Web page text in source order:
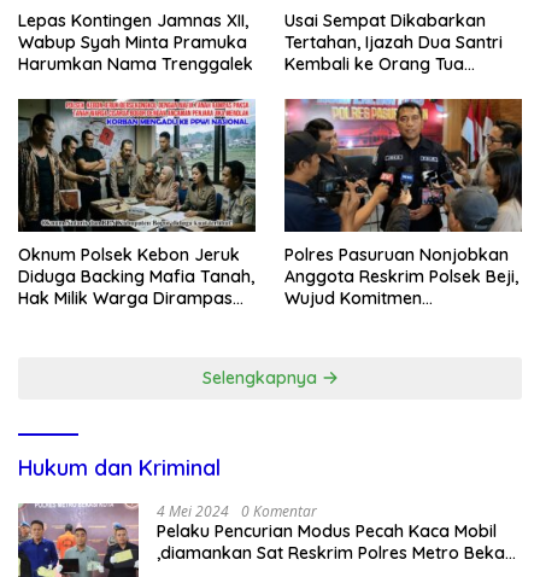
Lepas Kontingen Jamnas XII,
Wabup Syah Minta Pramuka
Harumkan Nama Trenggalek
Usai Sempat Dikabarkan
Tertahan, Ijazah Dua Santri
Kembali ke Orang Tua
Oknum Polsek Kebon Jeruk
Diduga Backing Mafia Tanah,
Hak Milik Warga Dirampas
Polres Pasuruan Nonjobkan
Anggota Reskrim Polsek Beji,
Wujud Komitmen
Selengkapnya
Hukum dan Kriminal
4 Mei 2024 0 Komentar
Pelaku Pencurian Modus Pecah Kaca Mobil
,diamankan Sat Reskrim Polres Metro Bekasi